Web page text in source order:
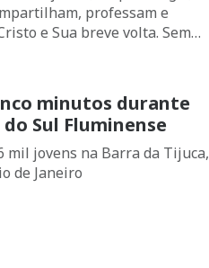
professam e
e Sua breve volta. Sem
uma expressão de louvor e
minutos durante
Sul Fluminense
mil jovens na Barra da Tijuca,
de Janeiro